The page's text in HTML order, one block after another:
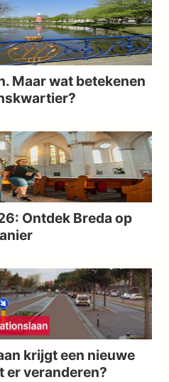
Maar wat betekenen
Ontdek Breda op
krijgt een nieuwe
er veranderen?